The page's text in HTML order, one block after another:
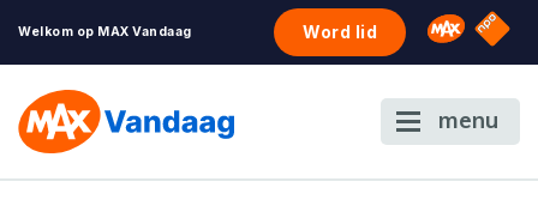
Welkom op MAX Vandaag Word lid Omroep
NPO
menu